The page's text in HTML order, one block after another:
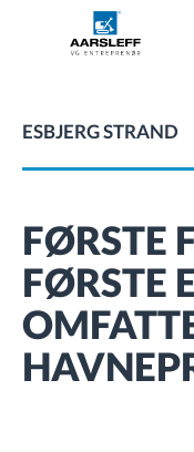
ESBJERG STRAND
FØRSTE
FØRSTE